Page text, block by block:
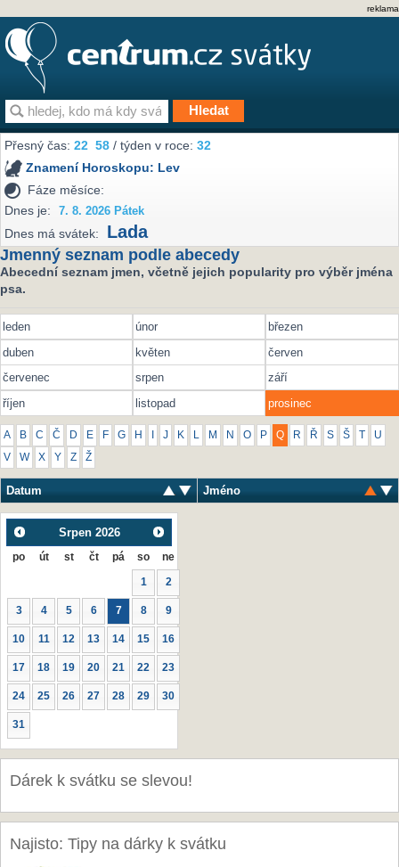
reklama
Přesný čas:22 58 / týden v roce:32
Znamení Horoskopu: Lev
Fáze měsíce:
Dnes je:
7. 8. 2026 Pátek
Dnes má svátek: Lada
Jmenný seznam podle abecedy
Abecední seznam jmen, včetně jejich popularity pro výběr jména
psa.
leden únor
březen
duben
květen
červen
červenec
srpen
září
říjen
listopad prosinec
A B C Č D E F G H J K L M N O P Q R Ř S Š U
V W X Y Z Ž
Datum Jméno
Srpen 2026
po út st čt pá so ne
1 2
3 4 5 6 7 8 9
10 11 12 13 14 15 16
17 18 19 20 21 22 23
24 25 26 27 28 29 30
31
Dárek k svátku se slevou!
Najisto: Tipy na dárky k svátku